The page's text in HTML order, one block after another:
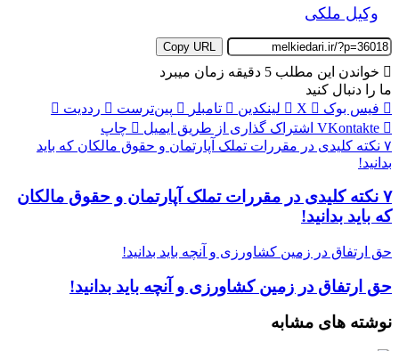
وکیل ملکی
Copy URL
خواندن این مطلب 5 دقیقه زمان میبرد
ما را دنبال کنید
فیس بوک
X لینکدین ‫تامبلر ‫پین‌ترست
‫رددیت
‫VKontakte اشتراک گذاری از طریق ایمیل
چاپ
۷ نکته کلیدی در مقررات تملک آپارتمان و حقوق مالکان که باید
بدانید!
۷ نکته کلیدی در مقررات تملک آپارتمان و حقوق مالکان
که باید بدانید!
حق ارتفاق در زمین کشاورزی و آنچه باید بدانید!
حق ارتفاق در زمین کشاورزی و آنچه باید بدانید!
نوشته های مشابه